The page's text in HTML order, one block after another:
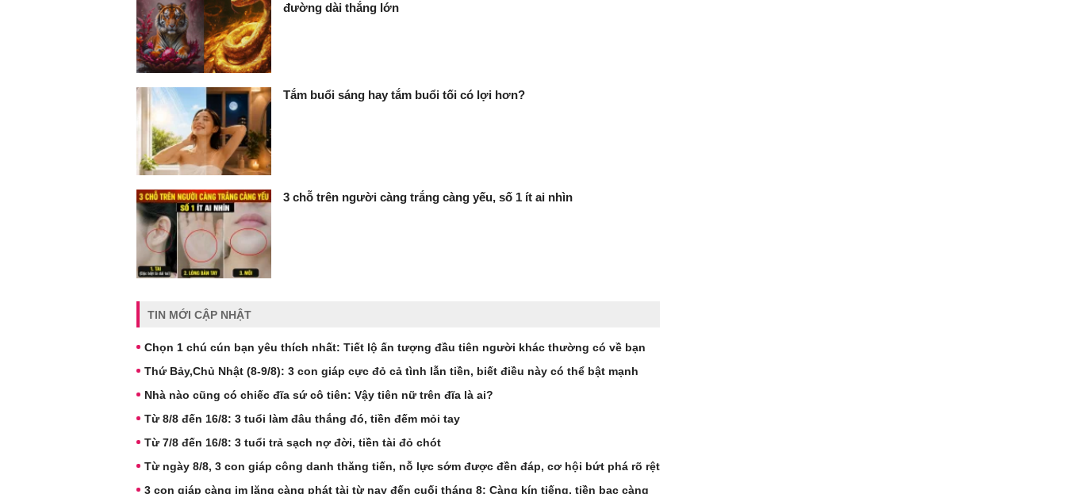
đường dài thắng lớn
Tắm buổi sáng hay tắm buổi tối có lợi hơn?
3 chỗ trên người càng trắng càng yếu, số 1 ít ai nhìn
TIN MỚI CẬP NHẬT
Chọn 1 chú cún bạn yêu thích nhất: Tiết lộ ấn tượng đầu tiên người khác thường có về bạn
Thứ Bảy,Chủ Nhật (8-9/8): 3 con giáp cực đỏ cả tình lẫn tiền, biết điều này có thể bật mạnh
Nhà nào cũng có chiếc đĩa sứ cô tiên: Vậy tiên nữ trên đĩa là ai?
Từ 8/8 đến 16/8: 3 tuổi làm đâu thắng đó, tiền đếm mỏi tay
Từ 7/8 đến 16/8: 3 tuổi trả sạch nợ đời, tiền tài đỏ chót
Từ ngày 8/8, 3 con giáp công danh thăng tiến, nỗ lực sớm được đền đáp, cơ hội bứt phá rõ rệt
3 con giáp càng im lặng càng phát tài từ nay đến cuối tháng 8: Càng kín tiếng, tiền bạc càng